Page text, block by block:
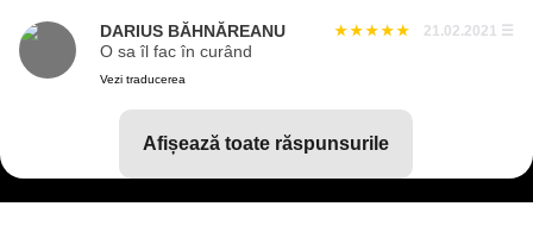
DARIUS BĂHNĂREANU 21.02.2021 ☰
O sa îl fac în curând
Vezi traducerea
afișează toate răspunsurile